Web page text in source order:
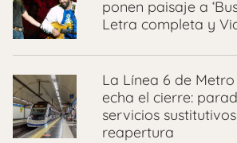
ponen paisaje a
Letra completa y
La Línea 6 de
echa el cierre:
servicios
reapertura